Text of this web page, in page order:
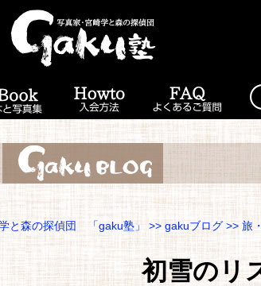
と森の探偵団 「gaku塾」 >> gakuブログ >> 旅
初雪のリ